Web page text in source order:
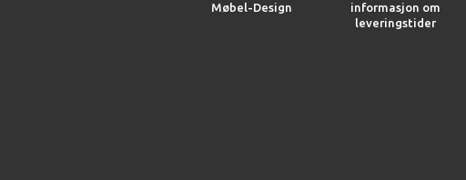
Møbel-Design
informasjon om
leveringstider